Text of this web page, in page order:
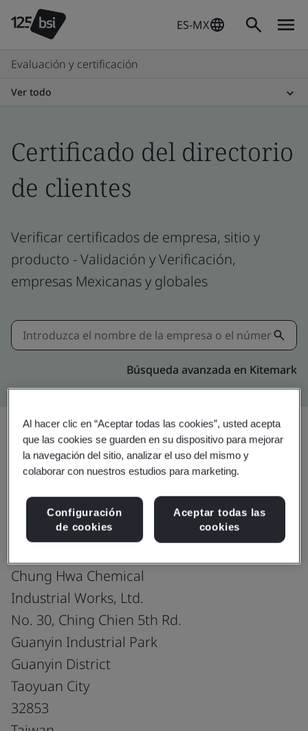
ES-MX
Evaluación y certificación
Ver todo
Certificado del directorio
de clientes
Verificar certificados de empresa, sitio y
producto - Validación y Verificación,
empresas Mexicanas y globales
Búsqueda avanzada en Kitemark
Compartir:
ISO 14001:2015
Chung Hwa Chemical
Industrial Works, Ltd.
No. 30, Ching Chien 5th Rd.
Guanyin Industrial Park
Guanyin District
Taoyuan City
32853
Al hacer clic en “Aceptar todas las cookies”, usted acepta
que las cookies se guarden en su dispositivo para mejorar
la navegación del sitio, analizar el uso del mismo y
colaborar con nuestros estudios para marketing.
Configuración
de cookies
Aceptar todas las
cookies